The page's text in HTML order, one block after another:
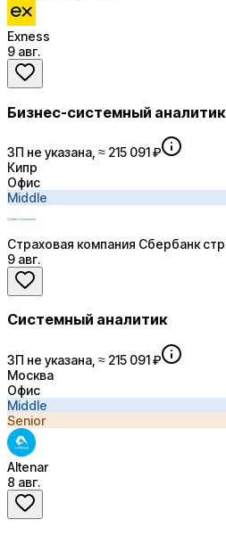
Exness
9 авг.
Бизнес-системный аналитик
ЗП не указана, ≈ 215 091 ₽
Кипр
Офис
Middle
Страховая компания Сбербанк
9 авг.
Системный аналитик
ЗП не указана, ≈ 215 091 ₽
Москва
Офис
Middle
Senior
Altenar
8 авг.